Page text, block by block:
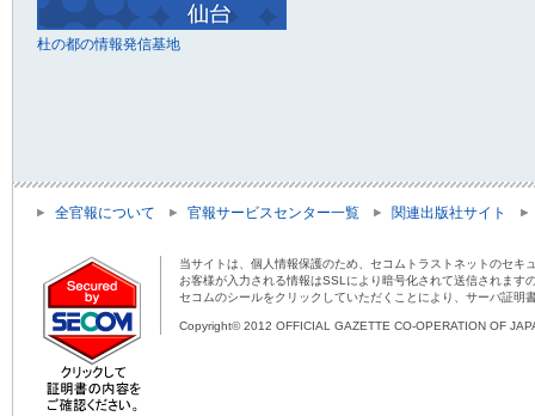
杜の都の情報発信基地
全官報について 官報サービスセンター一覧 関連出版社サイト
当サイトは、個人情報保護のため、セコムトラストネットのセキ
お客様が入力される情報はSSLにより暗号化されて送信されま
セコムのシールをクリックしていただくことにより、サーバ証明
Copyright© 2012 OFFICIAL GAZETTE CO-OPERATION OF